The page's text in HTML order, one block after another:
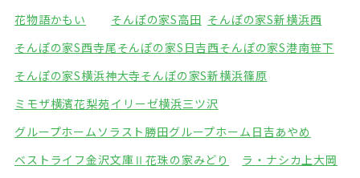
花物語かもい
そんぽの家S高田 そんぽの家S新横浜西
そんぽの家S西寺尾そんぽの家S日吉西そんぽの家S港南笹下
そんぽの家S横浜神大寺そんぽの家S新横浜篠原
ミモザ横濱花梨苑イリーゼ横浜三ツ沢
グループホームソラスト勝田グループホーム日吉あやめ
ベストライフ金沢文庫Ⅱ花珠の家みどり
ラ・ナシカ上大岡